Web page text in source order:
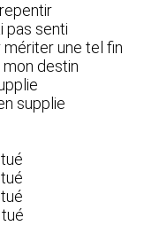
pas senti
mériter une tel fin
mon destin
supplie